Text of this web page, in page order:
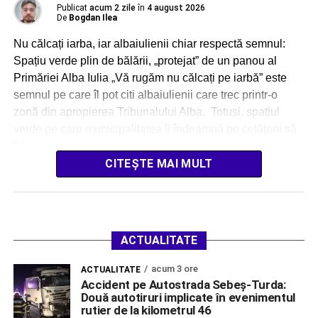
Publicat acum 2 zile în 4 august 2026
De Bogdan Ilea
Nu călcați iarba, iar albaiulienii chiar respectă semnul:
Spațiu verde plin de bălării, „protejat” de un panou al
Primăriei Alba Iulia „Vă rugăm nu călcați pe iarbă” este
semnul pe care îl pot citi albaiulienii care trec printr-o
zonă din apropierea Tribunalului Alba. Totuși, spațiul
CITEȘTE MAI MULT
ACTUALITATE
ACTUALITATE acum 3 ore
Accident pe Autostrada Sebeș-Turda:
Două autotiruri implicate în evenimentul
rutier de la kilometrul 46